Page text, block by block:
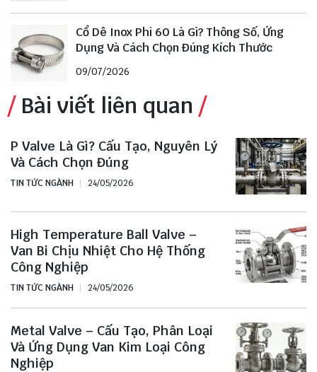
Cổ Dê Inox Phi 60 Là Gì? Thông Số, Ứng
Dụng Và Cách Chọn Đúng Kích Thước
09/07/2026
Bài viết liên quan
P Valve Là Gì? Cấu Tạo, Nguyên Lý
Và Cách Chọn Đúng
TIN TỨC NGÀNH 24/05/2026
High Temperature Ball Valve –
Van Bi Chịu Nhiệt Cho Hệ Thống
Công Nghiệp
TIN TỨC NGÀNH 24/05/2026
Metal Valve – Cấu Tạo, Phân Loại
Và Ứng Dụng Van Kim Loại Công
Nghiệp